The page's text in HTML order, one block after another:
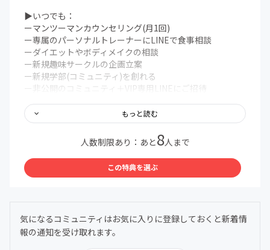
▶︎いつでも：
ーマンツーマンカウンセリング(月1回)
ー専属のパーソナルトレーナーにLINEで食事相談
ーダイエットやボディメイクの相談
ー新規趣味サークルの企画立案
ー新規学部(コミュニティ)を創れる
ー非公開のコミュニティ＋VIP専用LINEにご招待
▶その他VIP特典(公私共に美ボディ大学を有効活用できち
ー学生の名前＋学長のサイン入り著書をお届け★
(＊希望者全員)
ー学長とフェイスブック友達になれる★
もっと読む
人数制限あり：あと8人まで
この特典を選ぶ
気になるコミュニティはお気に入りに登録しておくと新着情
報の通知を受け取れます。